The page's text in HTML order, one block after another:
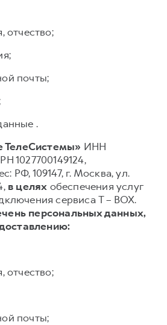
отчество;
почты;
.
ИНН
1027700149124,
РФ, 109147, г. Москва, ул.
в целях обеспечения услуг
сервиса T – BOX.
персональных данных,
отчество;
почты;